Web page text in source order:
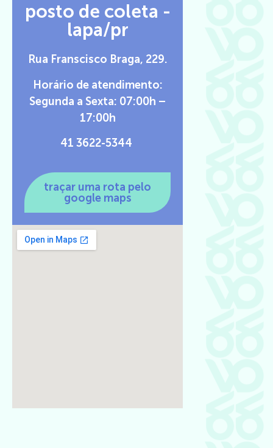
posto de coleta -
lapa/pr
Rua Franscisco Braga, 229.
Horário de atendimento:
Segunda a Sexta: 07:00h –
17:00h
41 3622-5344
traçar uma rota pelo
google maps